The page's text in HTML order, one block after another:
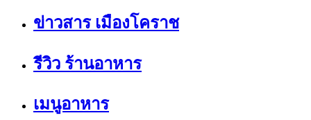
ข่าวสาร เมืองโคราช
รีวิว ร้านอาหาร
เมนูอาหาร